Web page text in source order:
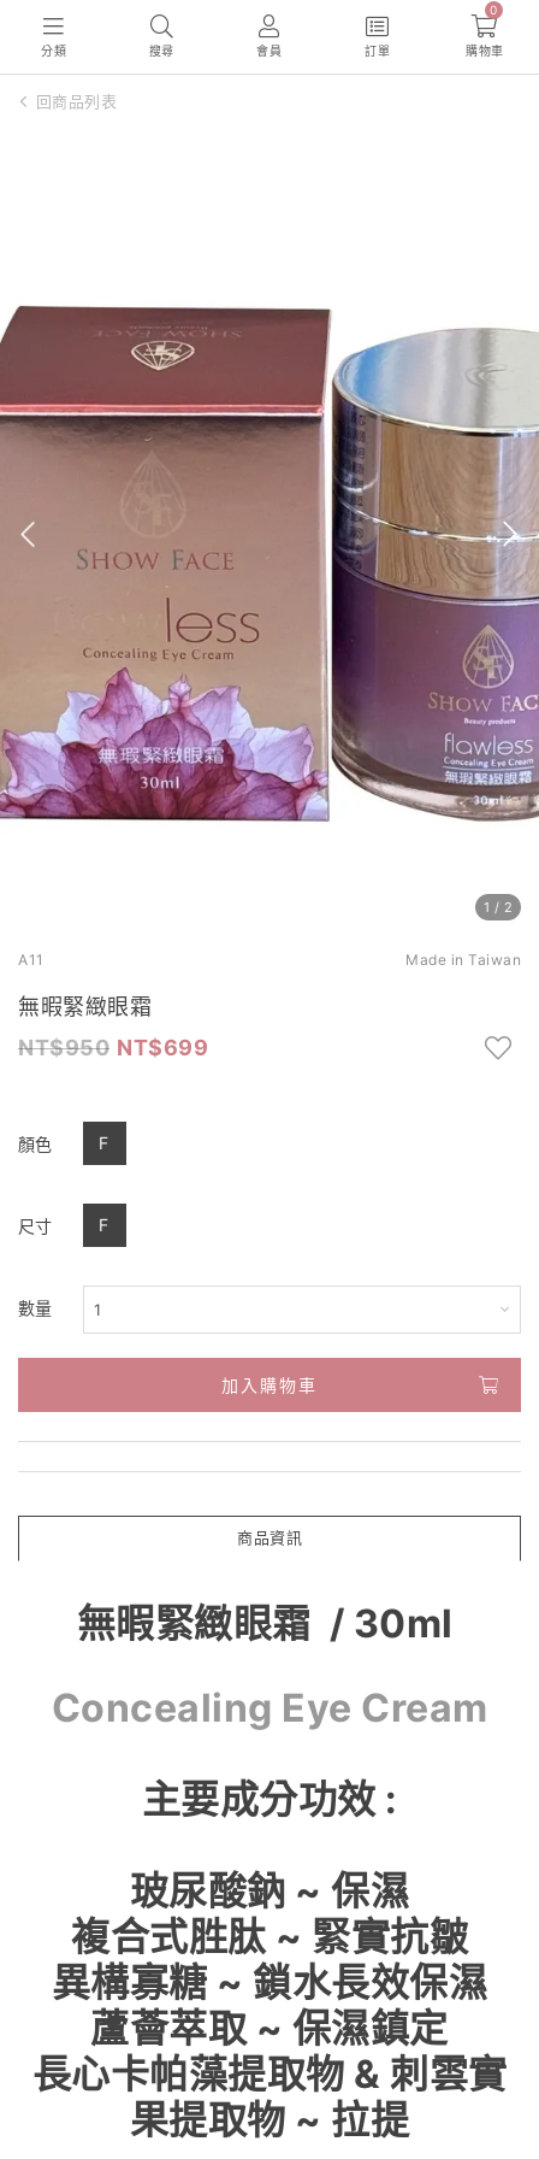
分類 搜尋 會員 訂單
0
購物車
回商品列表
1 / 2
A11 Made in Taiwan
無暇緊緻眼霜
950
699
顏色 F
尺寸 F
數量
加入購物車
商品資訊
無暇緊緻眼霜 / 30ml
Concealing Eye Cream
主要成分功效 :
玻尿酸鈉 ~ 保濕
複合式胜肽 ~ 緊實抗皺
異構寡糖 ~ 鎖水長效保濕
蘆薈萃取 ~ 保濕鎮定
長心卡帕藻提取物 & 刺雲實
果提取物 ~ 拉提